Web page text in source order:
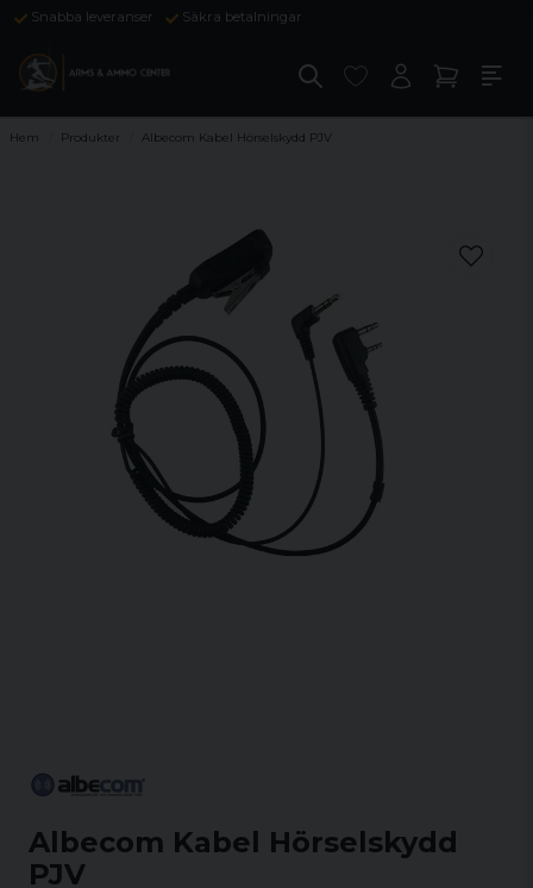
Snabba leveranser Säkra betalningar
Hem Produkter Albecom Kabel Hörselskydd PJV
Albecom Kabel Hörselskydd
PJV